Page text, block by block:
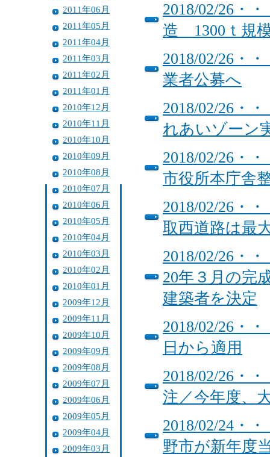
2011年06月
2011年05月
2011年04月
2011年03月
2011年02月
2011年01月
2010年12月
2010年11月
2010年10月
2010年09月
2010年08月
2010年07月
2010年06月
2010年05月
2010年04月
2010年03月
2010年02月
2010年01月
2009年12月
2009年11月
2009年10月
2009年09月
2009年08月
2009年07月
2009年06月
2009年05月
2009年04月
2009年03月
2018/02/26・
造 1300ｔ規
2018/02/26・
業者公募へ
2018/02/26・
れあいゾーン
2018/02/26・
市役所本庁舎
2018/02/26・
取西道路は最
2018/02/26・
20年３月の完
建築者を決定
2018/02/26・
日から適用
2018/02/26・
注／今年度、
2018/02/24・
野市が新年度